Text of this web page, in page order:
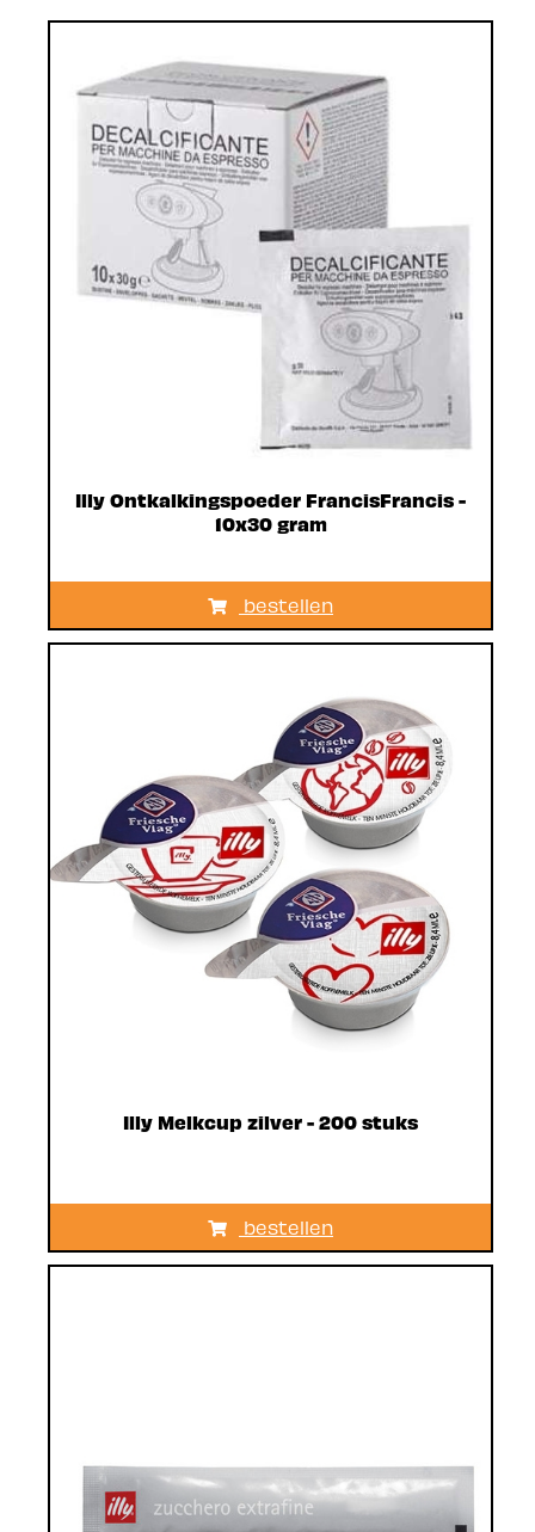
Illy Ontkalkingspoeder FrancisFrancis -
10x30 gram
bestellen
Illy Melkcup zilver - 200 stuks
bestellen